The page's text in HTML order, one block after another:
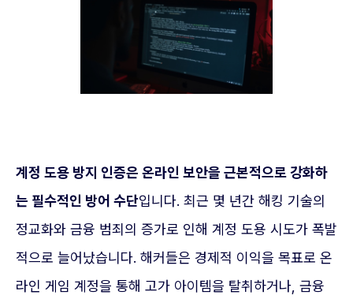
계정 도용 방지 인증은 온라인 보안을 근본적으로 강화하
는 필수적인 방어 수단입니다. 최근 몇 년간 해킹 기술의
정교화와 금융 범죄의 증가로 인해 계정 도용 시도가 폭발
적으로 늘어났습니다. 해커들은 경제적 이익을 목표로 온
라인 게임 계정을 통해 고가 아이템을 탈취하거나, 금융